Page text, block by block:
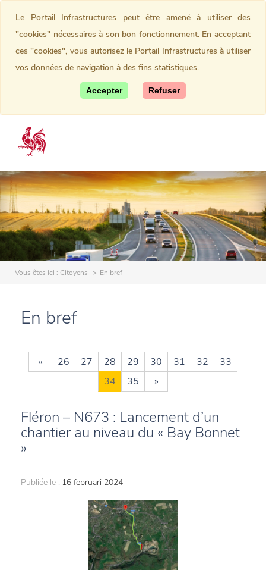
Vous êtes ici : Citoyens En bref
En bref
« 26 27 28 29 30 31 32
33
34
35 »
Fléron – N673 : Lancement d’un
chantier au niveau du « Bay Bonnet
»
Publiée le : 16 februari 2024
Le Portail Infrastructures peut être amené à utiliser des
"cookies" nécessaires à son bon fonctionnement. En acceptant
ces "cookies", vous autorisez le Portail Infrastructures à utiliser
vos données de navigation à des fins statistiques.
Accepter Refuser